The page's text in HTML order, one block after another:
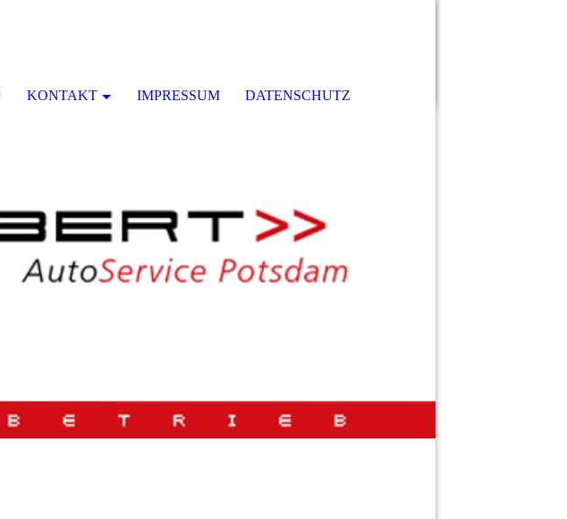
KONTAKT IMPRESSUM DATENSCHUTZ